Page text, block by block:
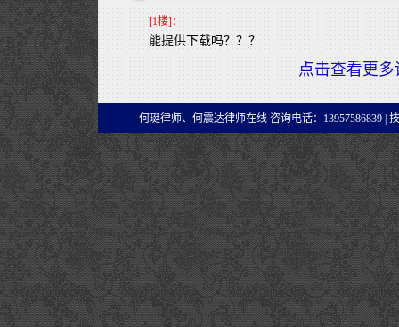
[1楼]：
能提供下载吗？？？
点击查看更多
何珽律师、何震达律师在线 咨询电话：13957586839 |